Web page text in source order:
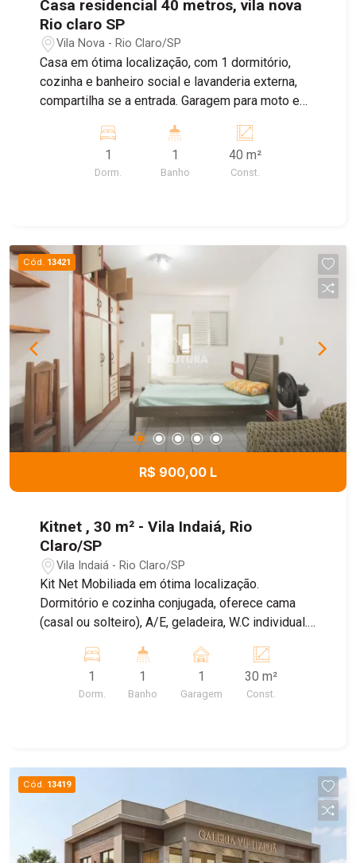
Casa residencial 40 metros, vila nova
Rio claro SP
Vila Nova - Rio Claro/SP
Casa em ótima localização, com 1 dormitório,
cozinha e banheiro social e lavanderia externa,
compartilha se a entrada. Garagem para moto e
1
Dorm.
1
Banho
40 m²
Const.
Cód. 13421
R$ 900,00 L
Kitnet , 30 m² - Vila Indaiá, Rio
Claro/SP
Vila Indaiá - Rio Claro/SP
Kit Net Mobiliada em ótima localização.
Dormitório e cozinha conjugada, oferece cama
(casal ou solteiro), A/E, geladeira, W.C individual.
carro, agua e IPTU incluso. Energia a parte.
1
Dorm.
1
Banho
1
Garagem
30 m²
Const.
Cód. 13419